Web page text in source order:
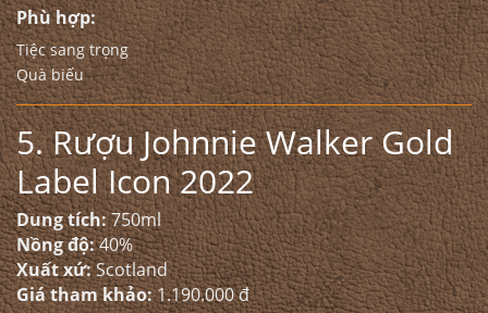
Phù hợp:
Tiệc sang trọng
Quà biếu
5. Rượu Johnnie Walker Gold
Label Icon 2022
Dung tích:750ml
Nồng độ:40%
Xuất xứ:Scotland
Giá tham khảo:1.190.000 đ